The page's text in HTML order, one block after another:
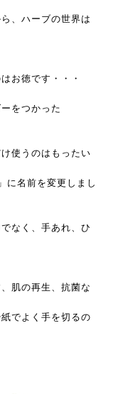
、ハーブの世界は
お徳です・・・
をつかった
使うのはもったい
に名前を変更しまし
なく、手あれ、ひ
肌の再生、抗菌な
でよく手を切るの